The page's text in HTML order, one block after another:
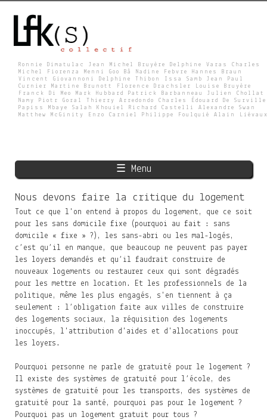
main
L
K
S
Ronnie Dimatulac Jean Michel Bruyère Delphine Varas Charles
Michel Fiorenza Menni Goo Bâ Nadine Febvre Hannes Braun
Vincent Giovannoni Delphine Thibon Issa Samb Jean Paul
Curnier Martine Brunott Florence Drachsler Louise Bruyère
Franck Di Meo Mark Hubbard Patrick Barbanneau Julien Chollat
Namy Piotr Goral Thierry Arredondo Charles Édouard De Surville
Papiss Mbaye Salah Khouiel Richard Castelli Alexandre Swan
Matthew McGinity Enzo Carniel Philippe Foulquié Alain
☰ Menu
Nous devons faire la critique du logement
Tout ce que l'on entend à propos du logement, que ce soit
pour les sans domicile fixe (pourquoi au fait : sans
domicile « fixe » ?), les sans-abri ou les mal-logés,
c’est qu’il en manque, que beaucoup ne peuvent pas payer
les loyers demandés et qu’il faudrait construire de
nouveaux logements ou restaurer ceux qui sont dégradés
pour les mettre en location. Et les professionnels de la
politique, même les plus engagés, s'en tiennent à ça
seulement : l’obligation faite aux villes de construire
des logements sociaux, la réquisition des logements
inoccupés, l'attribution d'aides et d'allocations pour
les loyers.
Pourquoi personne ne parle de gratuité pour le logement ?
Il existe des systèmes de gratuité pour l’école, des
systèmes de gratuité pour les transports, des systèmes de
gratuité pour la santé, pourquoi pas pour le logement ?
Pourquoi pas un logement gratuit pour tous ?